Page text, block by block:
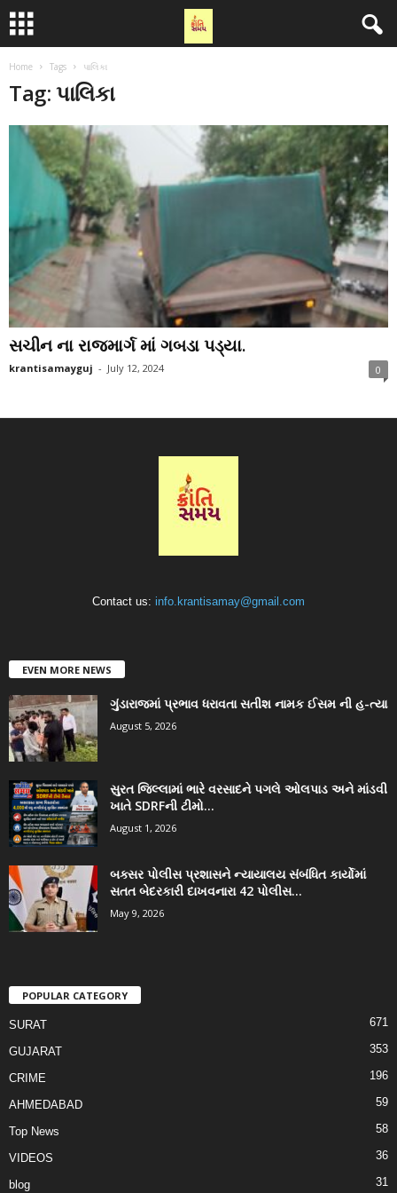
Home Tags પાલિકા
Tag: પાલિકા
સચીન ના રાજમાર્ગ માં ગબડા પડ્યા.
krantisamayguj - July 12, 2024 0
Contact us: info.krantisamay@gmail.com
EVEN MORE NEWS
ગુંડારાજમાં પ્રભાવ ધરાવતા સતીશ નામક ઈસમ ની હ-ત્યા
August 5, 2026
સુરત જિલ્લામાં ભારે વરસાદને પગલે ઓલપાડ અને માંડવી
ખાતે SDRFની ટીમો...
August 1, 2026
બક્સર પોલીસ પ્રશાસને ન્યાયાલય સંબંધિત કાર્યોમાં
સતત બેદરકારી દાખવનારા 42 પોલીસ...
May 9, 2026
POPULAR CATEGORY
SURAT 671
GUJARAT 353
CRIME 196
AHMEDABAD 59
Top News 58
VIDEOS 36
blog 31